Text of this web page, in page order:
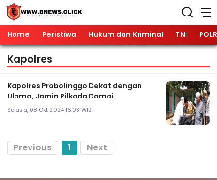
Home Peristiwa Hukum dan Kriminal TNI
Kapolres
Kapolres Probolinggo Dekat dengan
Ulama, Jamin Pilkada Damai
Selasa, 08 Okt 2024 16:03 WIB
Previous 1 Next